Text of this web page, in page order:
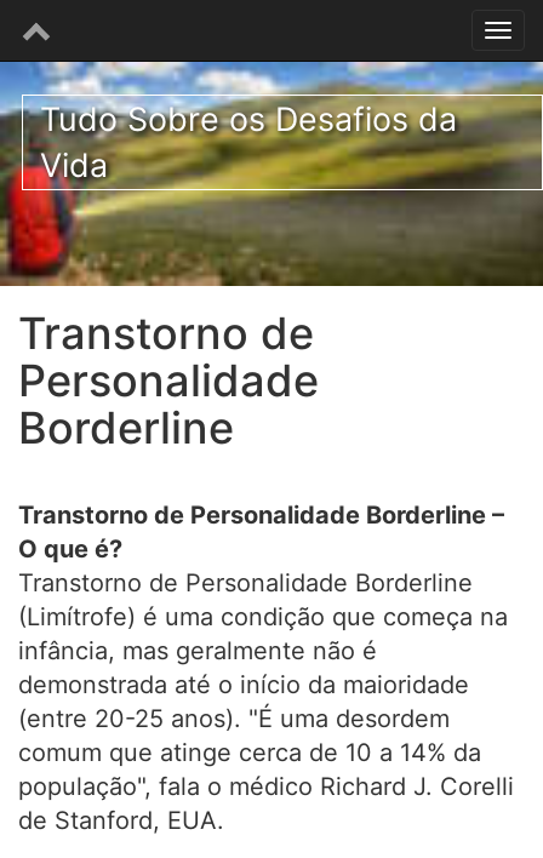
Tudo Sobre os Desafios da
Vida
Transtorno de
Personalidade
Borderline
Transtorno de Personalidade Borderline –
O que é?
Transtorno de Personalidade Borderline
(Limítrofe) é uma condição que começa na
infância, mas geralmente não é
demonstrada até o início da maioridade
(entre 20-25 anos). "É uma desordem
comum que atinge cerca de 10 a 14% da
população", fala o médico Richard J. Corelli
de Stanford, EUA.